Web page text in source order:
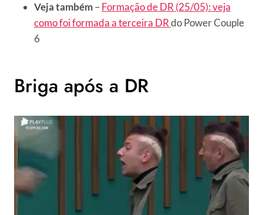
Veja também– Formação de DR (25/05): veja
como foi formada a terceira DRdo Power Couple
6
Briga após a DR